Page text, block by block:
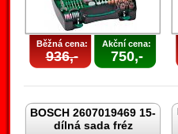
Běžná cena:
936,-
Akční cena:
750,-
BOSCH 2607019469 15-
dílná sada fréz